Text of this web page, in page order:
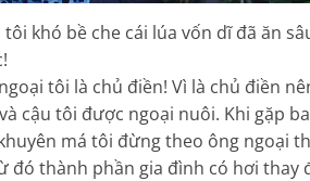
khó bề che cái lúa vốn dĩ đã ăn
tôi là chủ điền! Vì là chủ điền
cậu tôi được ngoại nuôi. Khi gặp
má tôi đừng theo ông ngoại
đó thành phần gia đình có hơi thay